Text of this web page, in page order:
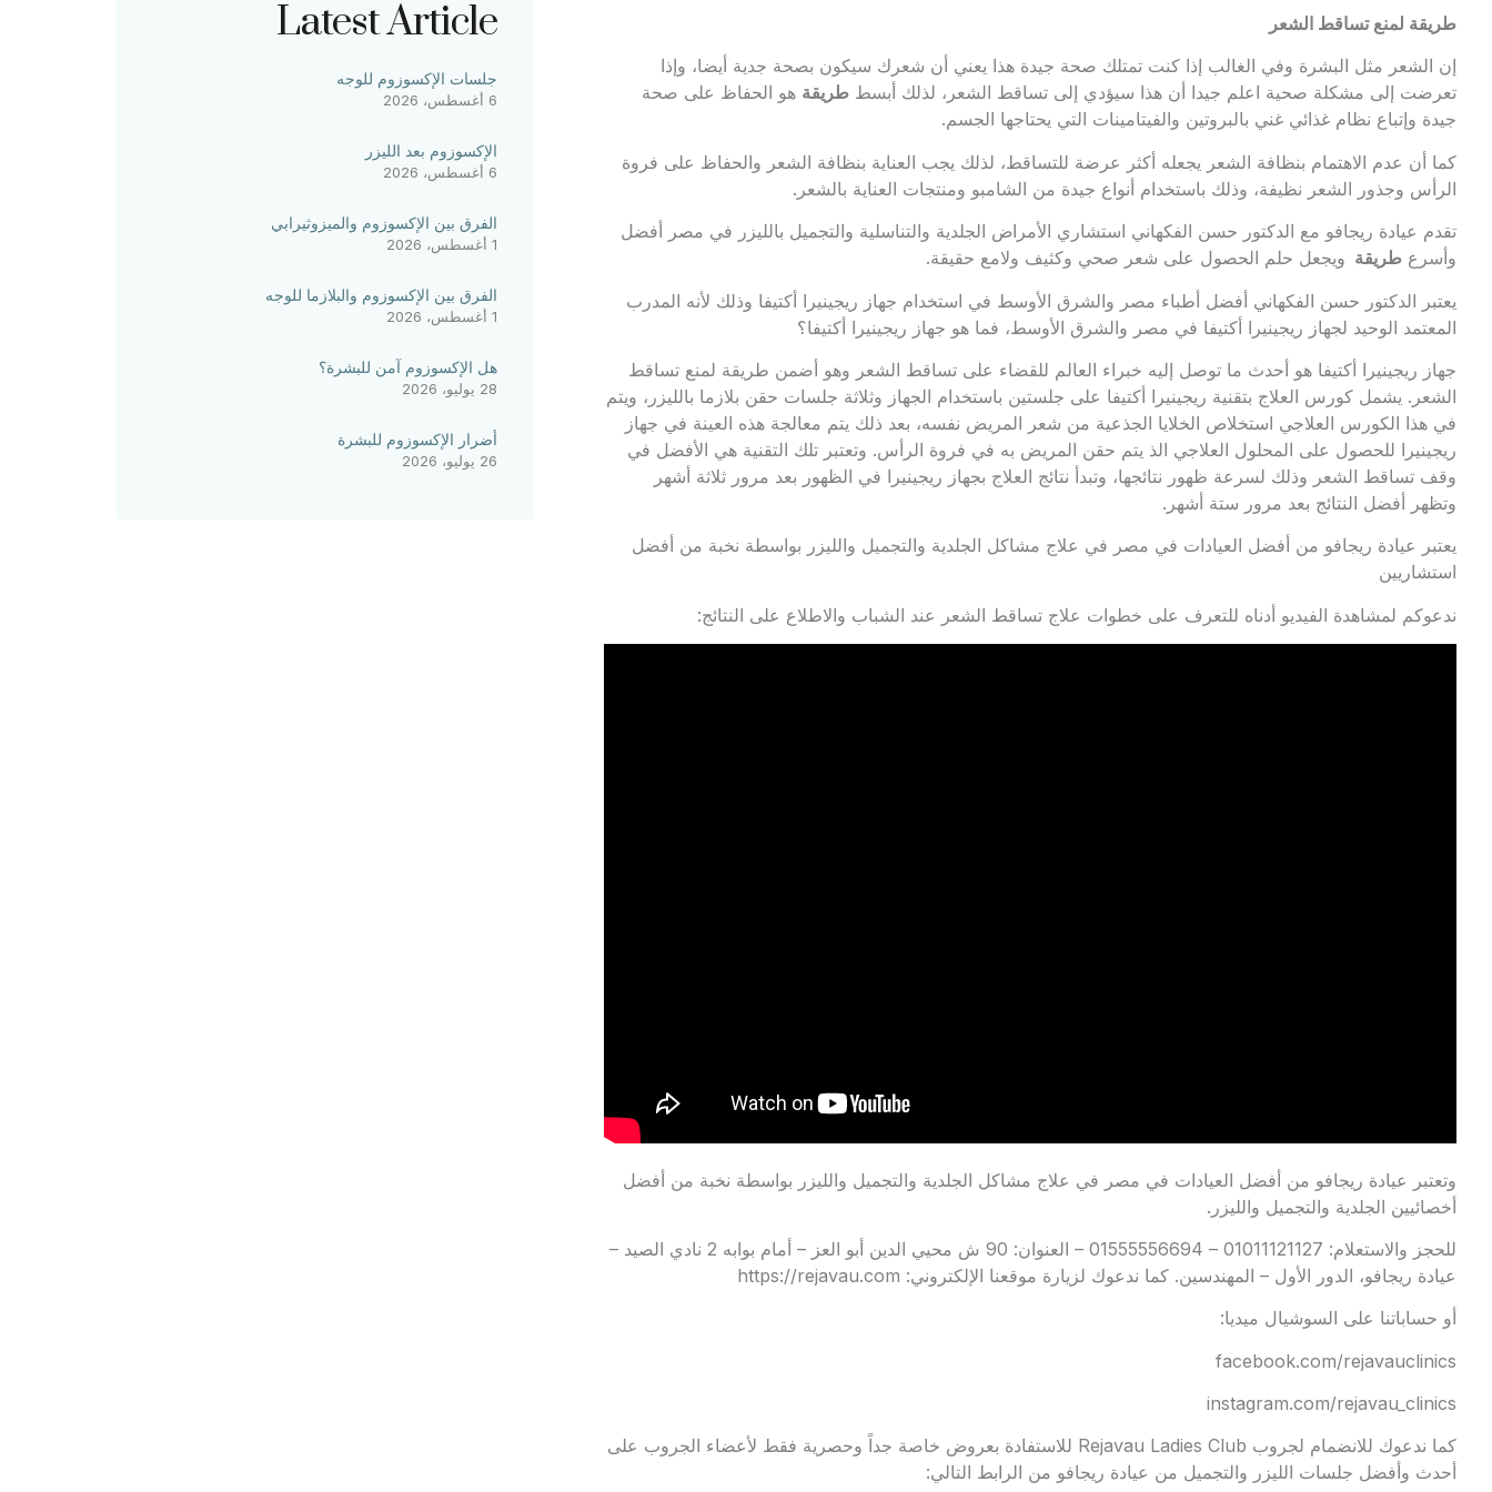
طريقة لمنع تساقط الشعر
إن الشعر مثل البشرة وفي الغالب إذا كنت تمتلك صحة جيدة هذا يعني أن شعرك سيكون بصحة جدية أيضا، وإذا
تعرضت إلى مشكلة صحية اعلم جيدا أن هذا سيؤدي إلى تساقط الشعر، لذلك أبسط طريقة هو الحفاظ على صحة
جيدة وإتباع نظام غذائي غني بالبروتين والفيتامينات التي يحتاجها الجسم.
كما أن عدم الاهتمام بنظافة الشعر يجعله أكثر عرضة للتساقط، لذلك يجب العناية بنظافة الشعر والحفاظ على فروة
الرأس وجذور الشعر نظيفة، وذلك باستخدام أنواع جيدة من الشامبو ومنتجات العناية بالشعر.
تقدم عيادة ريجافو مع الدكتور حسن الفكهاني استشاري الأمراض الجلدية والتناسلية والتجميل بالليزر في مصر أفضل
وأسرع طريقة ويجعل حلم الحصول على شعر صحي وكثيف ولامع حقيقة.
يعتبر الدكتور حسن الفكهاني أفضل أطباء مصر والشرق الأوسط في استخدام جهاز ريجينيرا أكتيفا وذلك لأنه المدرب
المعتمد الوحيد لجهاز ريجينيرا أكتيفا في مصر والشرق الأوسط، فما هو جهاز ريجينيرا أكتيفا؟
جهاز ريجينيرا أكتيفا هو أحدث ما توصل إليه خبراء العالم للقضاء على تساقط الشعر وهو أضمن طريقة لمنع تساقط
الشعر. يشمل كورس العلاج بتقنية ريجينيرا أكتيفا على جلستين باستخدام الجهاز وثلاثة جلسات حقن بلازما بالليزر، ويتم
في هذا الكورس العلاجي استخلاص الخلايا الجذعية من شعر المريض نفسه، بعد ذلك يتم معالجة هذه العينة في جهاز
ريجينيرا للحصول على المحلول العلاجي الذ يتم حقن المريض به في فروة الرأس. وتعتبر تلك التقنية هي الأفضل في
وقف تساقط الشعر وذلك لسرعة ظهور نتائجها، وتبدأ نتائج العلاج بجهاز ريجينيرا في الظهور بعد مرور ثلاثة أشهر
وتظهر أفضل النتائج بعد مرور ستة أشهر.
يعتبر عيادة ريجافو من أفضل العيادات في مصر في علاج مشاكل الجلدية والتجميل والليزر بواسطة نخبة من أفضل
استشاريين
ندعوكم لمشاهدة الفيديو أدناه للتعرف على خطوات علاج تساقط الشعر عند الشباب والاطلاع على النتائج:
وتعتبر عيادة ريجافو من أفضل العيادات في مصر في علاج مشاكل الجلدية والتجميل والليزر بواسطة نخبة من أفضل
أخصائيين الجلدية والتجميل والليزر.
للحجز والاستعلام: 01011121127 – 01555556694 – العنوان: 90 ش محيي الدين أبو العز – أمام بوابه 2 نادي الصيد –
عيادة ريجافو، الدور الأول – المهندسين. كما ندعوك لزيارة موقعنا الإلكتروني: https://rejavau.com
أو حساباتنا على السوشيال ميديا:
facebook.com/rejavauclinics
instagram.com/rejavau_clinics
كما ندعوك للانضمام لجروب Rejavau Ladies Club للاستفادة بعروض خاصة جداً وحصرية فقط لأعضاء الجروب على
أحدث وأفضل جلسات الليزر والتجميل من عيادة ريجافو من الرابط التالي:
Latest Article
جلسات الإكسوزوم للوجه
6 أغسطس، 2026
الإكسوزوم بعد الليزر
6 أغسطس، 2026
الفرق بين الإكسوزوم والميزوثيرابي
1 أغسطس، 2026
الفرق بين الإكسوزوم والبلازما للوجه
1 أغسطس، 2026
هل الإكسوزوم آمن للبشرة؟
28 يوليو، 2026
أضرار الإكسوزوم للبشرة
26 يوليو، 2026